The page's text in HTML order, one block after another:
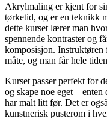
Akrylmaling er kjent for
tørketid, og er en teknikk
dette kurset lærer man
spennende kontraster og
komposisjon. Instruktøren
måte, og man får hele
Kurset passer perfekt for
og skape noe eget –
har malt litt før. Det er
kunstnerisk pusterom i